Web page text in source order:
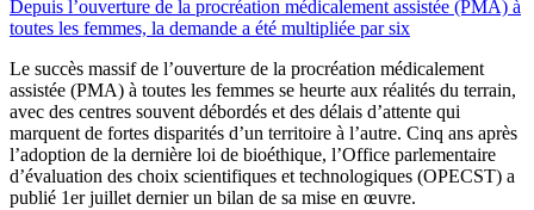
Depuis l’ouverture de la procréation médicalement assistée (PMA) à
toutes les femmes, la demande a été multipliée par six
Le succès massif de l’ouverture de la procréation médicalement
assistée (PMA) à toutes les femmes se heurte aux réalités du terrain,
avec des centres souvent débordés et des délais d’attente qui
marquent de fortes disparités d’un territoire à l’autre. Cinq ans après
l’adoption de la dernière loi de bioéthique, l’Office parlementaire
d’évaluation des choix scientifiques et technologiques (OPECST) a
publié 1er juillet dernier un bilan de sa mise en œuvre.